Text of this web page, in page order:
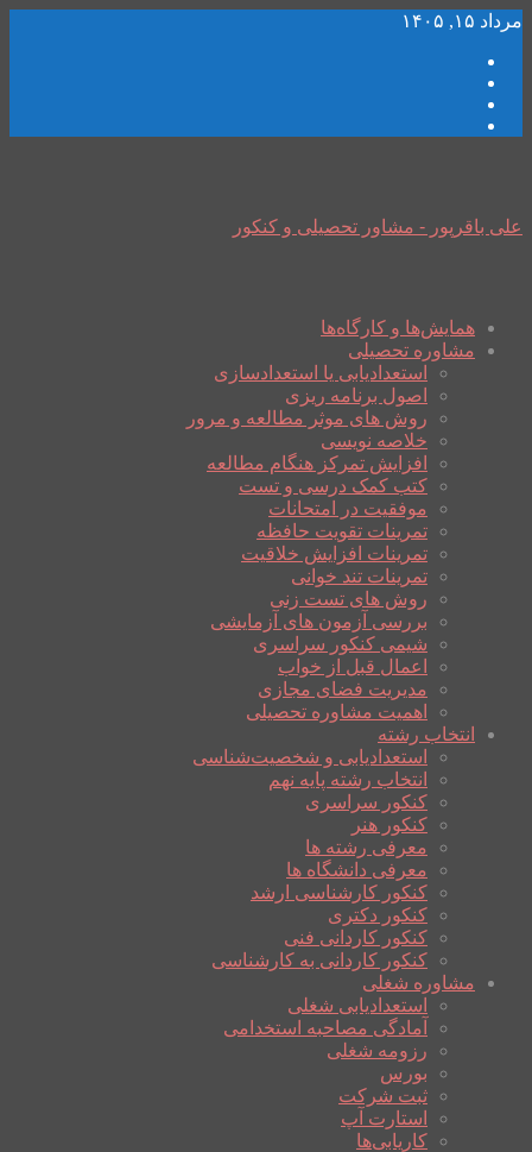
مرداد ۱۵, ۱۴۰۵
علی باقرپور - مشاور تحصیلی و کنکور
همایش‌ها و کارگاه‌ها
مشاوره تحصیلی
استعدادیابی یا استعدادسازی
اصول برنامه ریزی
روش های موثر مطالعه و مرور
خلاصه نویسی
افزایش تمرکز هنگام مطالعه
کتب کمک درسی و تست
موفقیت در امتحانات
تمرینات تقویت حافظه
تمرینات افزایش خلاقیت
تمرینات تند خوانی
روش های تست زنی
بررسی آزمون های آزمایشی
شیمی کنکور سراسری
اعمال قبل از خواب
مدیریت فضای مجازی
اهمیت مشاوره تحصیلی
انتخاب رشته
استعدادیابی و شخصیت‌شناسی
انتخاب رشته پایه نهم
کنکور سراسری
کنکور هنر
معرفی رشته ها
معرفی دانشگاه ها
کنکور کارشناسی ارشد
کنکور دکتری
کنکور کاردانی فنی
کنکور کاردانی به کارشناسی
مشاوره شغلی
استعدادیابی شغلی
آمادگی مصاحبه استخدامی
رزومه شغلی
بورس
ثبت شرکت
استارت آپ
کاریابی‌ها